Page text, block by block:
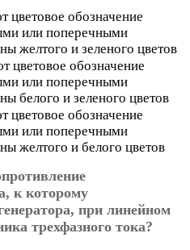
обозначение
или поперечными
желтого и зеленого цветов
цветовое обозначение
или поперечными
белого и зеленого цветов
обозначение
или поперечными
желтого и белого цветов
к которому
при линейном
трехфазного тока?